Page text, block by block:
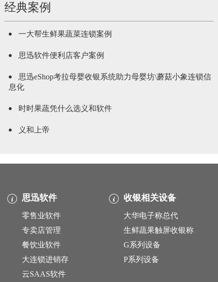
经典案例
一大帮生鲜果蔬菜连锁案例
思迅软件便利店客户案例
思迅eShop考拉母婴收银系统助力母婴坊\蘑菇小象连锁信
息化
时时果蔬凭什么选义和软件
义和上帝
思迅软件
零售业软件
专卖店管理
餐饮业软件
大连锁进销存
云SAAS软件
收银相关设备
大华电子称总代
生鲜蔬果触屏收银称
G系列设备
P系列设备